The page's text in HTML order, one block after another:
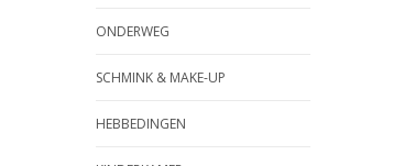
ONDERWEG
SCHMINK & MAKE-UP
HEBBEDINGEN